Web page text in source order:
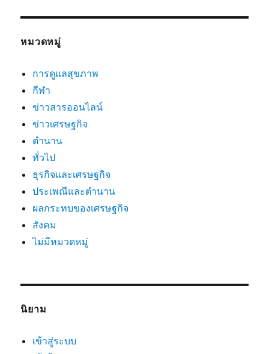
หมวดหมู่
การดูแลสุขภาพ
กีฬา
ข่าวสารออนไลน์
ข่าวเศรษฐกิจ
ตำนาน
ทั่วไป
ธุรกิจและเศรษฐกิจ
ประเพณีและตำนาน
ผลกระทบของเศรษฐกิจ
สังคม
ไม่มีหมวดหมู่
นิยาม
เข้าสู่ระบบ